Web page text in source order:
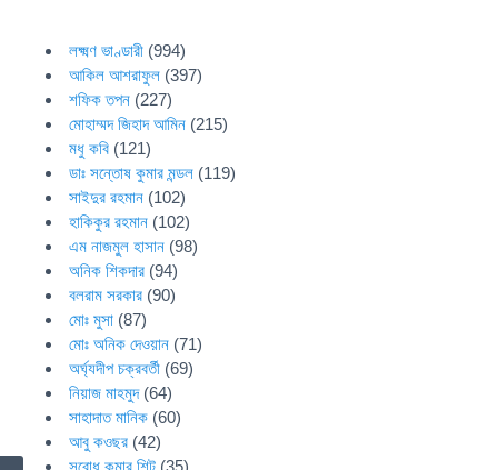
লক্ষ্মণ ভাণ্ডারী (994)
আকিল আশরাফুল (397)
শফিক তপন (227)
মোহাম্মদ জিহাদ আমিন (215)
মধু কবি (121)
ডাঃ সন্তোষ কুমার মন্ডল (119)
সাইদুর রহমান (102)
হাকিকুর রহমান (102)
এম নাজমুল হাসান (98)
অনিক শিকদার (94)
বলরাম সরকার (90)
মোঃ মুসা (87)
মোঃ অনিক দেওয়ান (71)
অর্ঘ্যদীপ চক্রবর্তী (69)
নিয়াজ মাহমুদ(64)
সাহাদাত মানিক (60)
আবু কওছর (42)
সুবোধ কুমার শিট (35)